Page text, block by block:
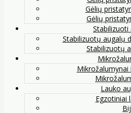
Gėlių
Gėlių
Stabilizuoti
Stabilizuotų augalų
Stabilizuotų
Mikrožalumynai
Lauko
Egzotiniai